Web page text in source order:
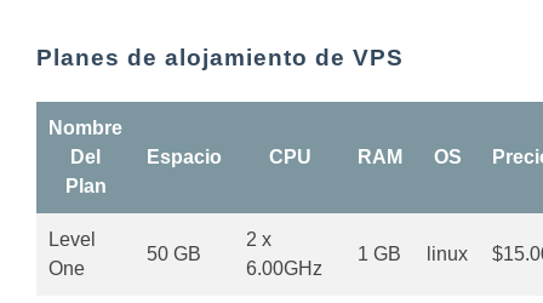
Planes de alojamiento de VPS
Nombre
Del
Plan
Espacio CPU RAM OS
Level
One
50 GB
2 x
6.00GHz
1 GB linux